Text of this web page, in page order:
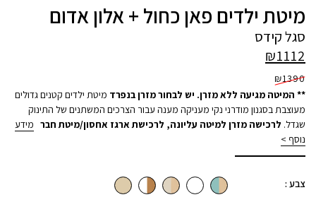
מיטת ילדים פאן כחול + אלון אדום
סגל קידס
₪1112
₪1390
** המיטה מגיעה ללא מזרן. יש לבחור מזרן בנפרד מיטת ילדים קטנים גדולים
מעוצבת בסגנון מודרני נקי מעניקה מענה עבור הצרכים המשתנים של התינוק
שגדל. לרכישה מזרן למיטה עליונה, לרכישת ארגז אחסון/מיטת חבר מידע
נוסף >
צבע :